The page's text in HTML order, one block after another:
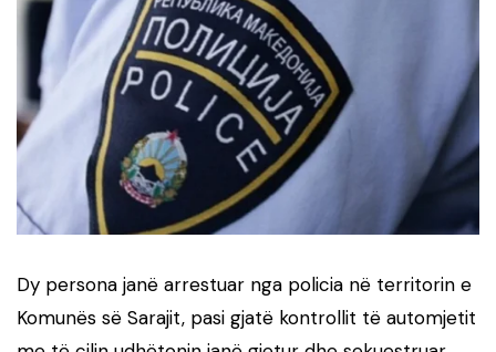
Dy persona janë arrestuar nga policia në territorin e
Komunës së Sarajit, pasi gjatë kontrollit të automjetit